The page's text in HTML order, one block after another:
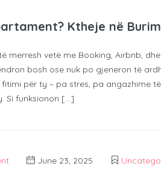
Ktheje në
merresh vetë me Booking, Airbnb,
bosh ose nuk po gjeneron të
për ty – pa stres, pa angazhime
Si funksionon […]
June 23, 2025